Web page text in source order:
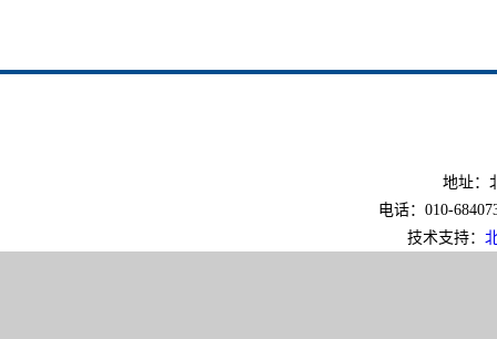
地址：
电话：010-
技术支持：